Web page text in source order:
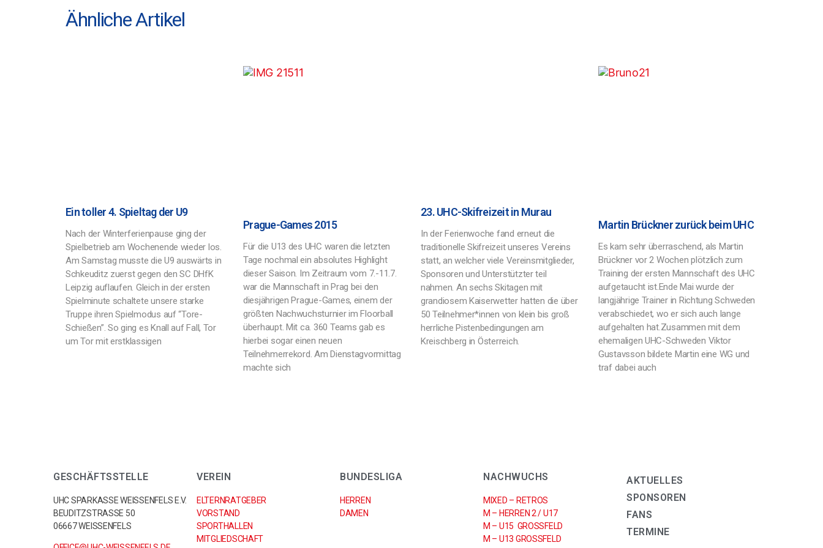
Ähnliche Artikel
Ein toller 4. Spieltag der U9
Nach der Winterferienpause ging der
Spielbetrieb am Wochenende wieder los.
Am Samstag musste die U9 auswärts in
Schkeuditz zuerst gegen den SC DHfK
Leipzig auflaufen. Gleich in der ersten
Spielminute schaltete unsere starke
Truppe ihren Spielmodus auf “Tore-
Schießen”. So ging es Knall auf Fall, Tor
um Tor mit erstklassigen
Prague-Games 2015
Für die U13 des UHC waren die letzten
Tage nochmal ein absolutes Highlight
dieser Saison. Im Zeitraum vom 7.-11.7.
war die Mannschaft in Prag bei den
diesjährigen Prague-Games, einem der
größten Nachwuchsturnier im Floorball
überhaupt. Mit ca. 360 Teams gab es
hierbei sogar einen neuen
Teilnehmerrekord. Am Dienstagvormittag
machte sich
23. UHC-Skifreizeit in Murau
In der Ferienwoche fand erneut die
traditionelle Skifreizeit unseres Vereins
statt, an welcher viele Vereinsmitglieder,
Sponsoren und Unterstützter teil
nahmen. An sechs Skitagen mit
grandiosem Kaiserwetter hatten die über
50 Teilnehmer*innen von klein bis groß
herrliche Pistenbedingungen am
Kreischberg in Österreich.
Martin Brückner zurück beim UHC
Es kam sehr überraschend, als Martin
Brückner vor 2 Wochen plötzlich zum
Training der ersten Mannschaft des UHC
aufgetaucht ist.Ende Mai wurde der
langjährige Trainer in Richtung Schweden
verabschiedet, wo er sich auch lange
aufgehalten hat.Zusammen mit dem
ehemaligen UHC-Schweden Viktor
Gustavsson bildete Martin eine WG und
traf dabei auch
GESCHÄFTSSTELLE
UHC SPARKASSE WEISSENFELS E.V.
BEUDITZSTRASSE 50
06667 WEISSENFELS
VEREIN
ELTERNRATGEBER
VORSTAND
SPORTHALLEN
MITGLIEDSCHAFT
BUNDESLIGA
HERREN
DAMEN
NACHWUCHS
MIXED – RETROS
M – HERREN 2 / U17
M – U15 GROSSFELD
M – U13 GROSSFELD
AKTUELLES
SPONSOREN
FANS
TERMINE